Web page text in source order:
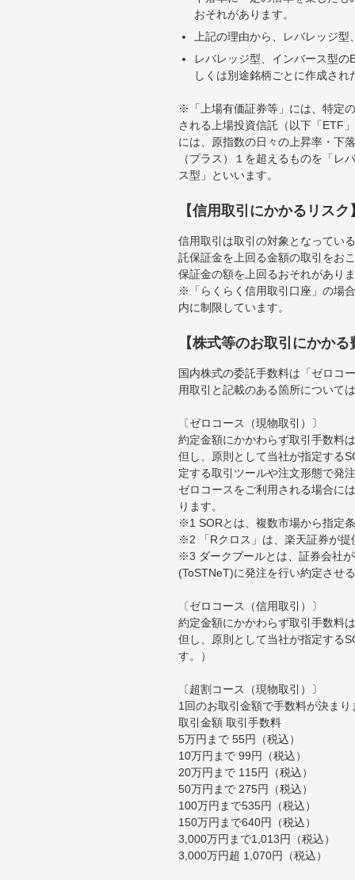
おそれがあります。
上記の理由から、レバレッジ
レバレッジ型、インバース型
しくは別途銘柄ごとに作成さ
※「上場有価証券等」には、特定
される上場投資信託（以下「ETF
には、原指数の日々の上昇率・下
（プラス）１を超えるものを「
ス型」といいます。
【信用取引にかかるリスク
信用取引は取引の対象となってい
託保証金を上回る金額の取引をお
保証金の額を上回るおそれがあり
※「らくらく信用取引口座」の場
内に制限しています。
【株式等のお取引にかかる
国内株式の委託手数料は「ゼロコ
用取引と記載のある箇所について
〔ゼロコース（現物取引）〕
約定金額にかかわらず取引手数料
但し、原則として当社が指定する
定する取引ツールや注文形態で発
ゼロコースをご利用される場合に
ります。
※1 SORとは、複数市場から指定
※2 「Rクロス」は、楽天証券が
※3 ダークプールとは、証券会社
(ToSTNeT)に発注を行い約定させ
〔ゼロコース（信用取引）〕
約定金額にかかわらず取引手数料
但し、原則として当社が指定する
す。）
〔超割コース（現物取引）〕
1回のお取引金額で手数料が決まり
取引金額 取引手数料
5万円まで 55円（税込）
10万円まで 99円（税込）
20万円まで 115円（税込）
50万円まで 275円（税込）
100万円まで535円（税込）
150万円まで640円（税込）
3,000万円まで1,013円（税込）
3,000万円超 1,070円（税込）